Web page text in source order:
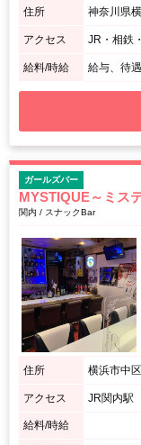
住所
アクセス JR・相鉄
給料/時給 給与、待
ガールズバー
MYSTIQUE～ミス
関内 / スナックBar
住所 横浜市中
アクセス JR関内駅
給料/時給